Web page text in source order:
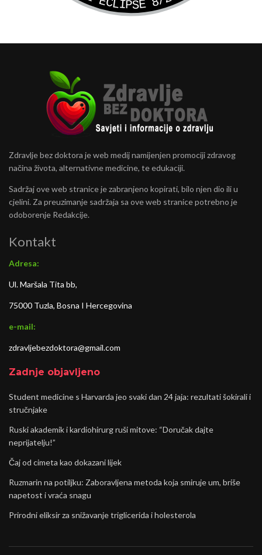
Zdravlje bez doktora je web medij namijenjen promociji zdravog
načina života, alternativne medicine, te edukaciji.
Sadržaj ove web stranice je zabranjeno kopirati, bilo njen dio ili u
cjelini. Za preuzimanje sadržaja sa ove web stranice potrebno je
odoborenje Redakcije.
Kontakt
Adresa:
Ul. Maršala Tita bb,
75000 Tuzla, Bosna I Hercegovina
e-mail:
zdravljebezdoktora@gmail.com
Zadnje objavljeno
Student medicine s Harvarda jeo svaki dan 24 jaja: rezultati šokirali i
stručnjake
Ruski akademik i kardiohirurg ruši mitove: “Doručak dajte
neprijatelju!”
Čaj od cimeta kao dokazani lijek
Ruzmarin na potiljku: Zaboravljena metoda koja smiruje um, briše
napetost i vraća snagu
Prirodni eliksir za snižavanje triglicerida i holesterola